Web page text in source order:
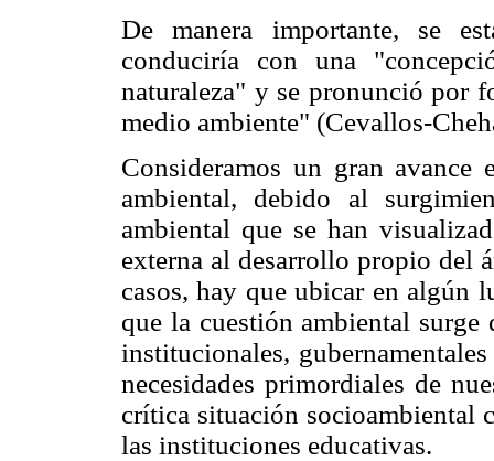
De manera importante, se
conduciría con una
naturaleza" y se pronunció por
medio ambiente" (Cevallos-
Consideramos un gran
ambiental, debido al
ambiental que se han
externa al desarrollo propio del
casos, hay que ubicar en algún
que la cuestión ambiental
institucionales,
necesidades primordiales de
crítica situación socioambiental
las instituciones educativas.